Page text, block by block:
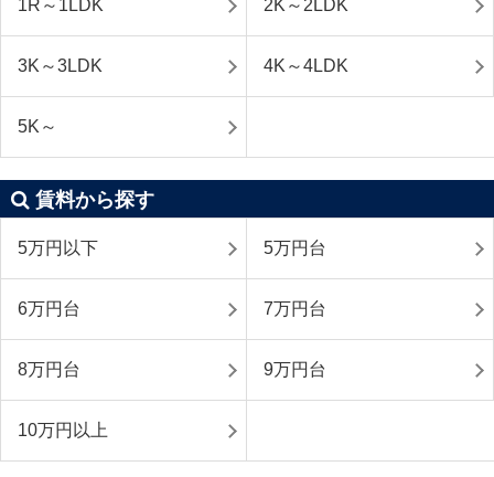
1R～1LDK 2K～2LDK
3K～3LDK 4K～4LDK
5K～
賃料から探す
5万円以下 5万円台
6万円台 7万円台
8万円台 9万円台
10万円以上